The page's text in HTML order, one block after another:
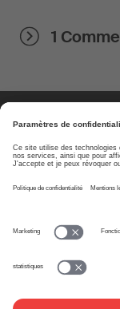
1
www.suisa.ch